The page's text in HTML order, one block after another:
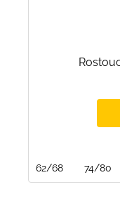
62/68 74/80